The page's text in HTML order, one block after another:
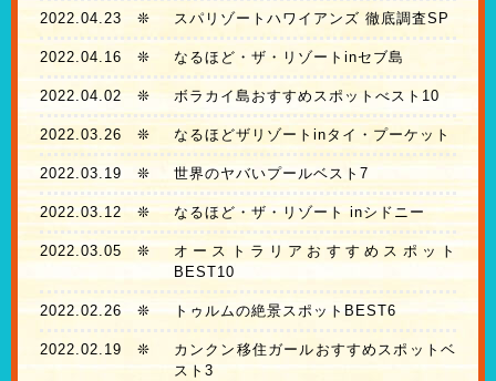
2022.04.23 ❊ スパリゾートハワイアンズ 徹底調査SP
2022.04.16 ❊ なるほど・ザ・リゾートinセブ島
2022.04.02 ❊ ボラカイ島おすすめスポットべスト10
2022.03.26 ❊ なるほどザリゾートinタイ・プーケット
2022.03.19 ❊ 世界のヤバいプールベスト7
2022.03.12❊ なるほど・ザ・リゾート inシドニー
2022.03.05 ❊
オーストラリアおすすめスポット
BEST10
2022.02.26 ❊ トゥルムの絶景スポットBEST6
2022.02.19 ❊
カンクン移住ガールおすすめスポットベ
スト3